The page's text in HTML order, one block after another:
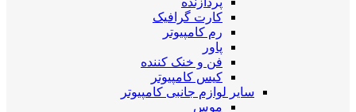
کارت گرافیک
رم کامپیوتر
پاور
فن و خنک کننده
کیس کامپیوتر
سایر لوازم جانبی کامپیوتر
موس